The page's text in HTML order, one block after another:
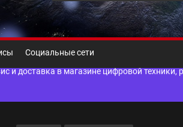
Социальные сети
оптимизации для коммерческих веб-
и доставка в магазине цифровой техники,